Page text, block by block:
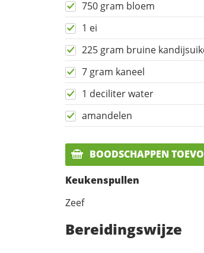
750 gram bloem
1 ei
225 gram bruine
7 gram kaneel
1 deciliter water
amandelen
BOODSCHAPPEN
Keukenspullen
Zeef
Bereidingswijze